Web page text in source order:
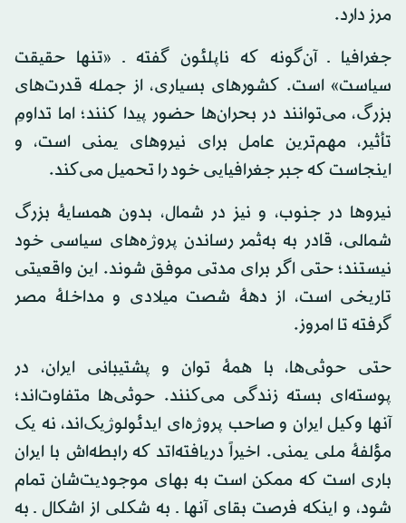
مرز دارد.
جغرافیا ـ آن‌گونه که ناپلئون گفته ـ «تنها حقیقت
سیاست» است. کشورهای بسیاری، از جمله قدرت‌های
بزرگ، می‌توانند در بحران‌ها حضور پیدا کنند؛ اما تداومِ
تأثیر، مهم‌ترین عامل برای نیروهای یمنی است، و
اینجاست که جبر جغرافیایی خود را تحمیل می‌کند.
نیروها در جنوب، و نیز در شمال، بدون همسایهٔ بزرگ
شمالی، قادر به به‌ثمر رساندن پروژه‌های سیاسی خود
نیستند؛ حتی اگر برای مدتی موفق شوند. این واقعیتی
تاریخی است، از دههٔ شصت میلادی و مداخلهٔ مصر
گرفته تا امروز.
حتی حوثی‌ها، با همهٔ توان و پشتیبانی ایران، در
پوسته‌ای بسته زندگی می‌کنند. حوثی‌ها متفاوت‌اند؛
آنها وکیل ایران و صاحب پروژه‌ای ایدئولوژیک‌اند، نه یک
مؤلفهٔ ملی یمنی. اخیراً دریافته‌اتد که رابطه‌اش با ایران
باری است که ممکن است به بهای موجودیت‌شان تمام
شود، و اینکه فرصت بقای آنها ـ به شکلی از اشکال ـ به